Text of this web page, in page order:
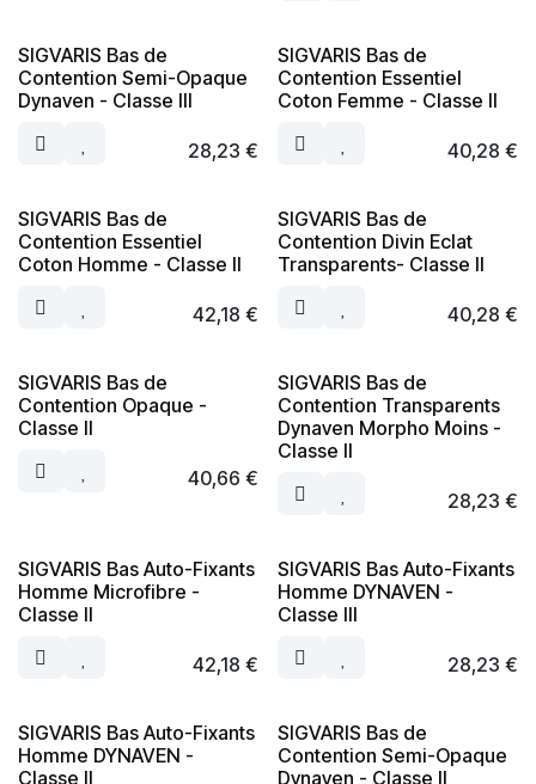
SIGVARIS Bas de
Contention Semi-Opaque
Dynaven - Classe III
28,23 €
SIGVARIS Bas de
Contention Essentiel
Coton Femme - Classe II
40,28 €
SIGVARIS Bas de
Contention Essentiel
Coton Homme - Classe II
42,18 €
SIGVARIS Bas de
Contention Divin Eclat
Transparents- Classe II
40,28 €
SIGVARIS Bas de
Contention Opaque -
Classe II
40,66 €
SIGVARIS Bas de
Contention Transparents
Dynaven Morpho Moins -
Classe II
28,23 €
SIGVARIS Bas Auto-Fixants
Homme Microfibre -
Classe II
42,18 €
SIGVARIS Bas Auto-Fixants
Homme DYNAVEN -
Classe III
28,23 €
SIGVARIS Bas Auto-Fixants
Homme DYNAVEN -
Classe II
SIGVARIS Bas de
Contention Semi-Opaque
Dynaven - Classe II